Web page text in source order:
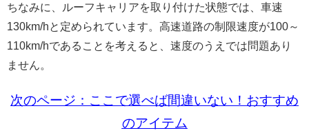
ちなみに、ルーフキャリアを取り付けた状態では、車速
130km/hと定められています。高速道路の制限速度が100～
110km/hであることを考えると、速度のうえでは問題あり
ません。
次のページ：ここで選べば間違いない！おすすめ
のアイテム